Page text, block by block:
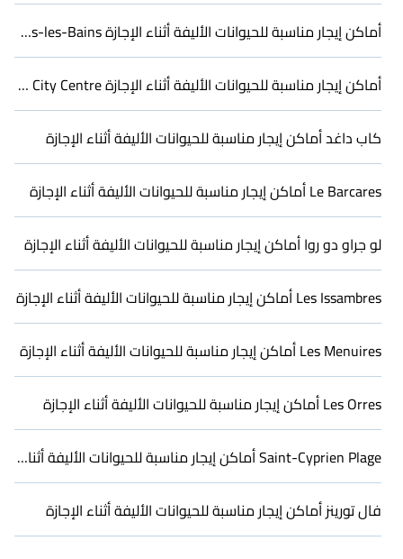
الأليف إلى Arcachon، احجز إيجارًا صديقًا للحيوانات الأليفة يكون
فسيحًا، مما يمنح صديقك ذو الأربعة أرجل مساحة كافية للمشي أو
الركض بحرية. قد تحتوي بعض الإيجارات على أسرة خاصة بالكلاب، بينما
قد يكون لدى أخرى قيود على الحجم أو عدد الحيوانات.
أماكن إيجار مناسبة للحيوانات الأليفة أثناء الإجازة in Brides-les-Bains
أماكن إيجار مناسبة للحيوانات الأليفة أثناء الإجازة in Cannes City Centre
كاب داغد أماكن إيجار مناسبة للحيوانات الأليفة أثناء الإجازة
Le Barcares أماكن إيجار مناسبة للحيوانات الأليفة أثناء الإجازة
لو جراو دو روا أماكن إيجار مناسبة للحيوانات الأليفة أثناء الإجازة
Les Issambres أماكن إيجار مناسبة للحيوانات الأليفة أثناء الإجازة
Les Menuires أماكن إيجار مناسبة للحيوانات الأليفة أثناء الإجازة
Les Orres أماكن إيجار مناسبة للحيوانات الأليفة أثناء الإجازة
Saint-Cyprien Plage أماكن إيجار مناسبة للحيوانات الأليفة أثناء الإجازة
فال تورينز أماكن إيجار مناسبة للحيوانات الأليفة أثناء الإجازة